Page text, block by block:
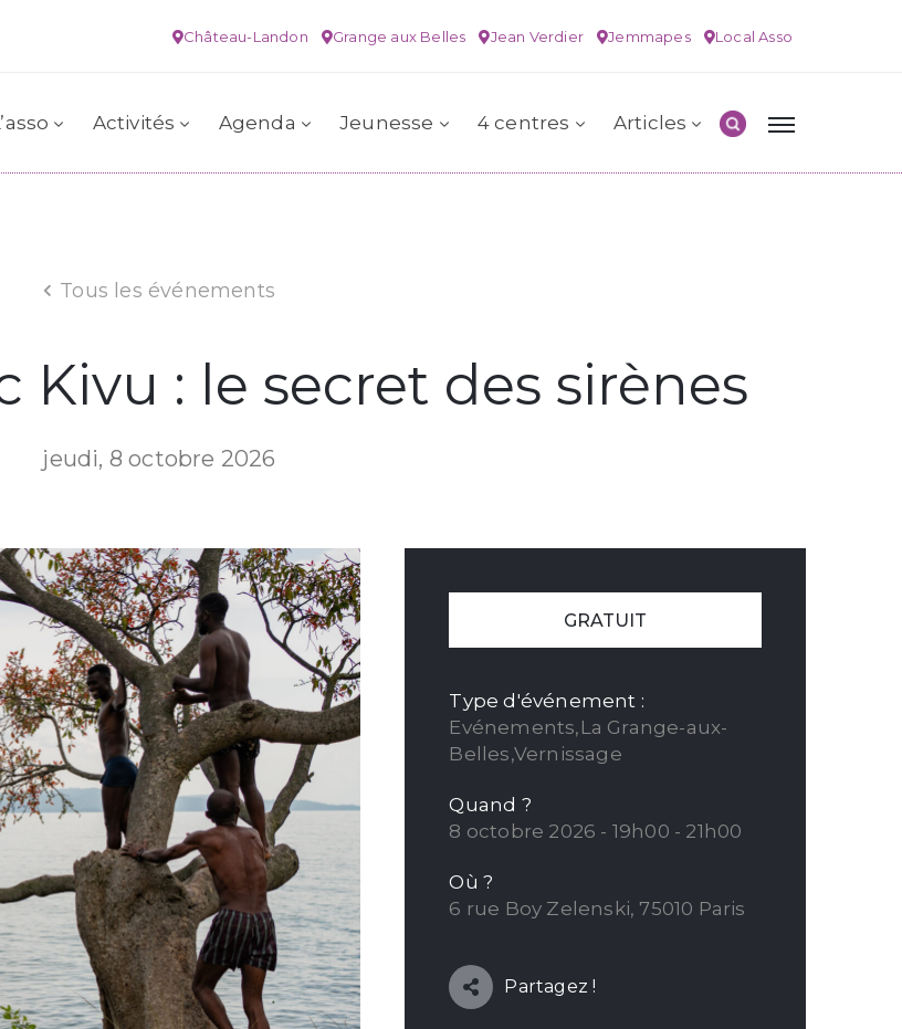
Château-Landon Grange aux Belles Jean Verdier Jemmapes Local Asso
Activités Agenda Jeunesse 4 centres Articles
Tous les événements
Kivu : le secret des sirènes
jeudi, 8 octobre 2026
GRATUIT
Type d'événement :
Evénements,La Grange-aux-
Belles,Vernissage
Quand ?
8 octobre 2026 - 19h00 - 21h00
Où ?
6 rue Boy Zelenski, 75010 Paris
Partagez !